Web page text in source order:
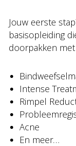
Jouw eerste
basisopleiding
doorpakken
Intense
Rimpel
Acne
En meer…